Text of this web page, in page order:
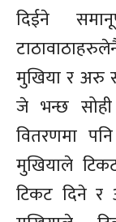
दिईने
मुखिया र अरु
जे भन्छ
वितरणमा
मुखियाले
टिकट दिने र